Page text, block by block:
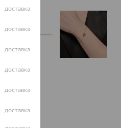
доставка
доставка
доставка
доставка
доставка
доставка